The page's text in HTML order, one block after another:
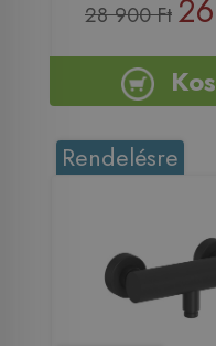
28 900 Ft
Rendelésre